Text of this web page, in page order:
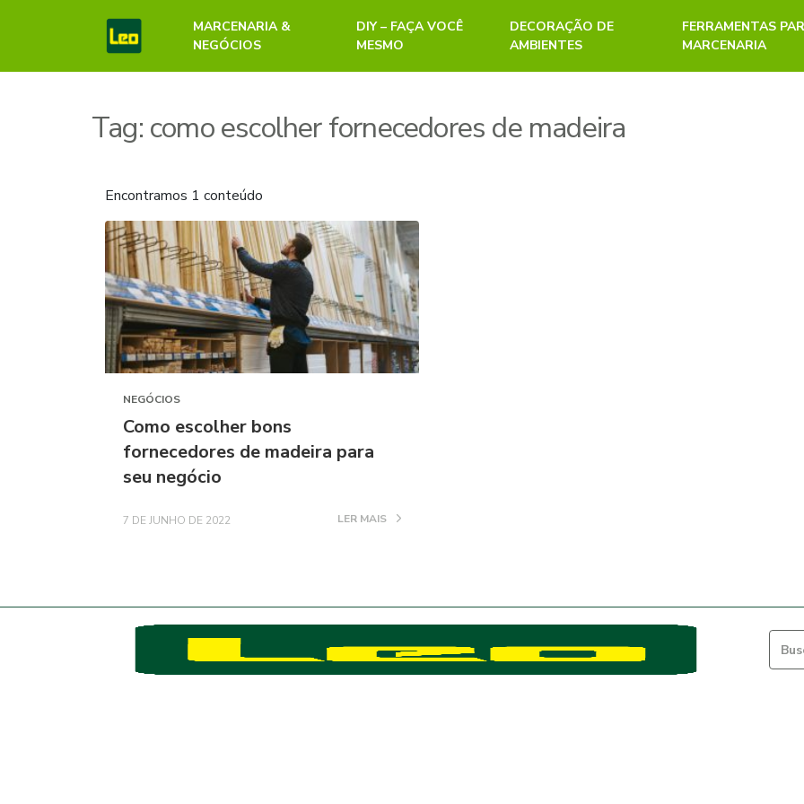
MARCENARIA &
NEGÓCIOS
DIY – FAÇA VOCÊ
MESMO
DECORAÇÃO DE
AMBIENTES
FERRAMENTAS
MARCENARIA
Tag: como escolher fornecedores de madeira
Encontramos 1 conteúdo
NEGÓCIOS
Como escolher bons
fornecedores de madeira para
seu negócio
7 DE JUNHO DE 2022 LER MAIS